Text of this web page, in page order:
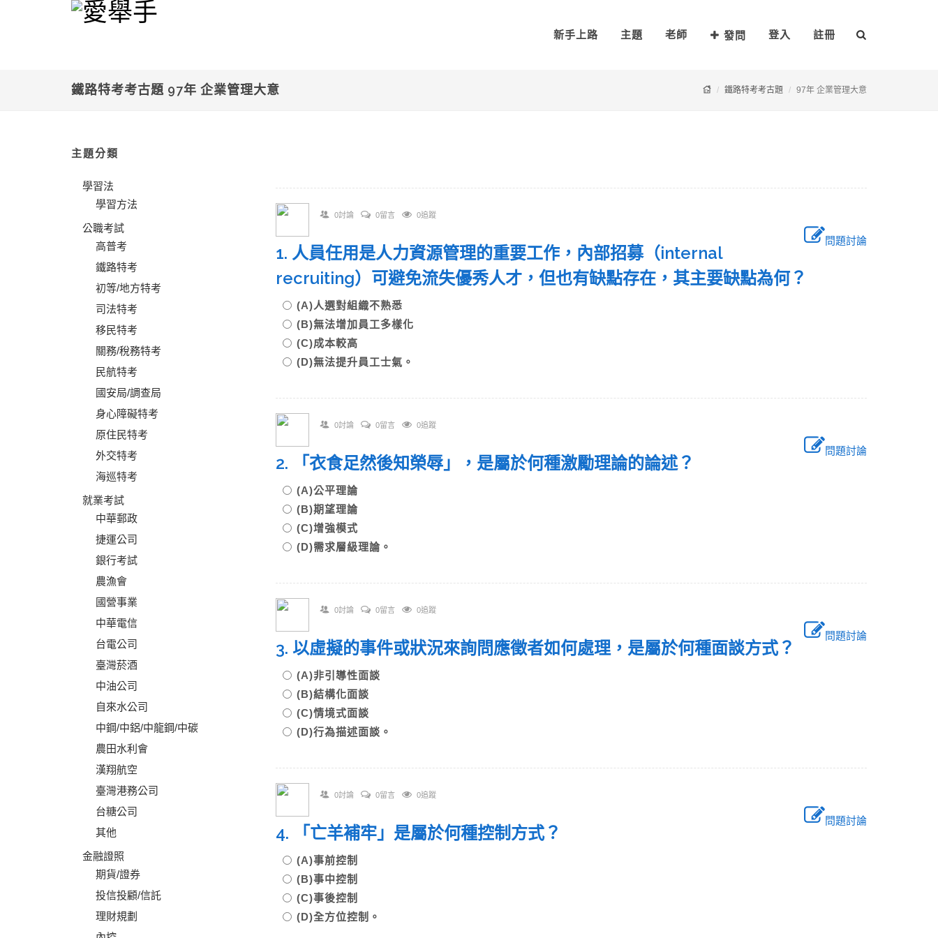
新手上路 主題 老師 發問 登入 註冊
鐵路特考考古題 97年 企業管理大意 鐵路特考考古題 97年 企業管理大意
主題分類
學習法
學習方法
公職考試
高普考
鐵路特考
初等/地方特考
司法特考
移民特考
關務/稅務特考
民航特考
國安局/調查局
身心障礙特考
原住民特考
外交特考
海巡特考
就業考試
中華郵政
捷運公司
銀行考試
農漁會
國營事業
中華電信
台電公司
臺灣菸酒
中油公司
自來水公司
中鋼/中鋁/中龍鋼/中碳
農田水利會
漢翔航空
臺灣港務公司
台糖公司
其他
金融證照
期貨/證券
投信投顧/信託
理財規劃
0討論 0留言 0追蹤
問題討論
1. 人員任用是人力資源管理的重要工作，內部招募（internal
recruiting）可避免流失優秀人才，但也有缺點存在，其主要缺點為何？
(A)人選對組織不熟悉
(B)無法增加員工多樣化
(C)成本較高
(D)無法提升員工士氣。
0討論 0留言 0追蹤
問題討論
2. 「衣食足然後知榮辱」，是屬於何種激勵理論的論述？
(A)公平理論
(B)期望理論
(C)增強模式
(D)需求層級理論。
0討論 0留言 0追蹤
問題討論
3. 以虛擬的事件或狀況來詢問應徵者如何處理，是屬於何種面談方式？
(A)非引導性面談
(B)結構化面談
(C)情境式面談
(D)行為描述面談。
0討論 0留言 0追蹤
問題討論
4. 「亡羊補牢」是屬於何種控制方式？
(A)事前控制
(B)事中控制
(C)事後控制
(D)全方位控制。